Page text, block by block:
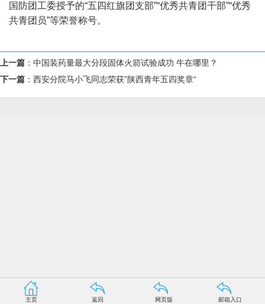
国防团工委授予的“五四红旗团支部”“优秀共青团干部”“优秀
共青团员”等荣誉称号。
上一篇 ： 中国装药量最大分段固体火箭试验成功 牛在哪里？
下一篇 ： 西安分院马小飞同志荣获”陕西青年五四奖章“
主页 返回 网页版 邮箱入口